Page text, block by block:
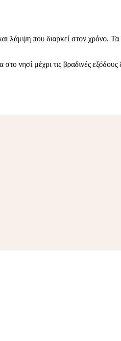
λάμψη που διαρκεί στον χρόνο. Τα
νησί μέχρι τις βραδινές